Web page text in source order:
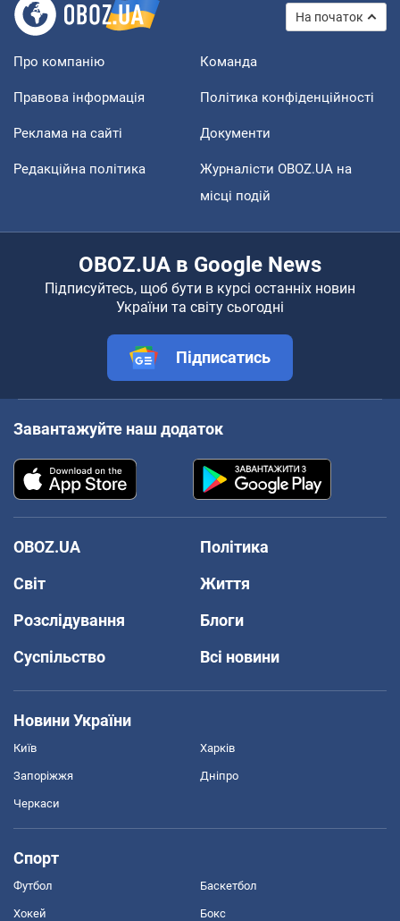
На початок
Про компанію Команда
Правова інформація Політика конфіденційності
Реклама на сайті Документи
Редакційна політика
Журналісти OBOZ.UA на
місці подій
OBOZ.UA в Google News
Підписуйтесь, щоб бути в курсі останніх новин
України та світу сьогодні
Підписатись
Завантажуйте наш додаток
OBOZ.UA
Політика
Світ
Життя
Розслідування
Блоги
Суспільство
Всі новини
Новини України
Київ Харків
Запоріжжя Дніпро
Черкаси
Спорт
Футбол Баскетбол
Хокей Бокс